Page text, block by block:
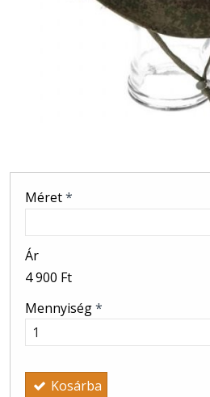
Méret*
Ár
4 900 Ft
Mennyiség*
Kosárba